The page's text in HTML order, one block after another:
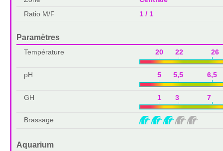
Ratio M/F
1 / 1
Paramètres
Température 20 22 26
pH 5 5,5 6,5
GH 1 3 7
Brassage
Aquarium